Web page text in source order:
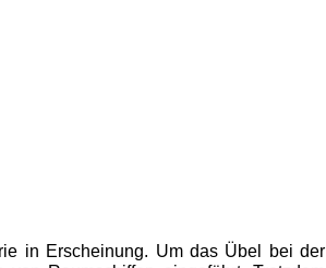
in Erscheinung. Um das Übel bei der